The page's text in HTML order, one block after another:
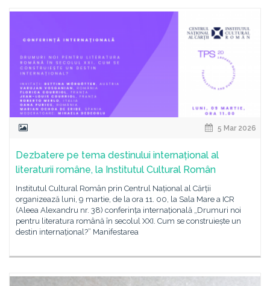
5 Mar 2026
Dezbatere pe tema destinului internațional al
literaturii române, la Institutul Cultural Român
Institutul Cultural Român prin Centrul Național al Cărții
organizează luni, 9 martie, de la ora 11. 00, la Sala Mare a ICR
(Aleea Alexandru nr. 38) conferința internațională „Drumuri noi
pentru literatura română în secolul XXI. Cum se construiește un
destin internațional?” Manifestarea